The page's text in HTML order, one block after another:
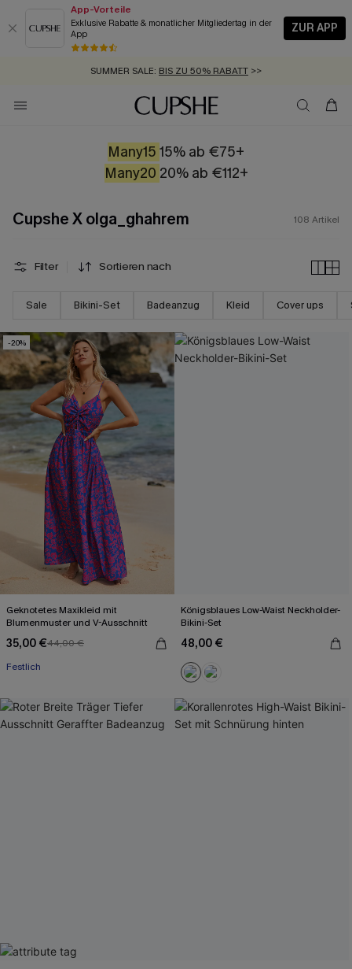
App-Vorteile
Exklusive Rabatte & monatlicher Mitgliedertag in der
App
ZUR APP
GRATIS MASSBAND MIT JEDEM SCHNELLVERSAND-ARTIKEL >>
SUMMER SALE:
ZUM NEWSLETTER:BIS ZU -20% EXTRA ERHALTEN
KOSTENLOSER VERSAND AB 89 €
Many15 15% ab €75+
Many20 20% ab €112+
Cupshe X olga_ghahrem 108 Artikel
Filter Sortieren nach
Sale Bikini-Set Badeanzug Kleid Cover ups
-20%
Geknotetes Maxikleid mit
Blumenmuster und V-Ausschnitt
35,00 €44,00 €
Festlich
Königsblaues Low-Waist Neckholder-
Bikini-Set
48,00 €